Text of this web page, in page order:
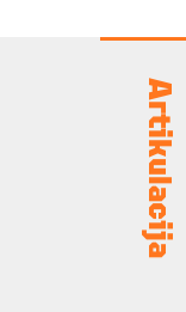
Artikulacija